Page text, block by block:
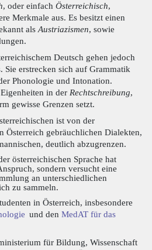
, oder einfach Österreichisch,
Merkmale aus. Es besitzt einen
als Austriazismen, sowie
Deutsch gehen jedoch
Sie erstrecken sich auf Grammatik
Phonologie und Intonation.
in der Rechtschreibung,
gewisse Grenzen setzt.
ist von der
Österreich gebräuchlichen Dialekten,
deutlich abzugrenzen.
österreichischen Sprache hat
sondern versucht eine
an unterschiedlichen
zu sammeln.
in Österreich, insbesondere
und den MedAT für das
für Bildung, Wissenschaft